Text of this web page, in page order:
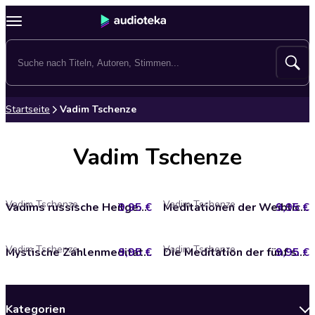
Startseite Vadim Tschenze
Vadim Tschenze
Vadims russische Heilgeheimnisse
Vadim Tschenze 9,95 € Meditationen der Weiblichkeit
Vadim Tschenze 9,95 €
Mystische Zahlenmeditation
Vadim Tschenze 9,95 € Die Meditation der fünf schamanischen Elemente
Vadim Tschenze 9,95 €
Kategorien